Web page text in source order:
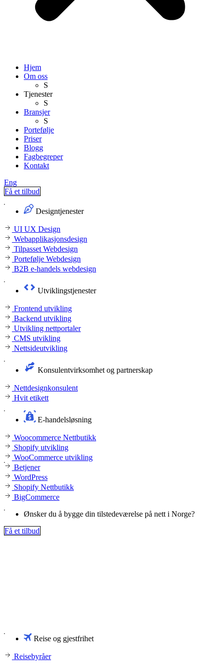
Hjem
Om oss
S
Tjenester
S
Bransjer
S
Portefølje
Priser
Blogg
Fagbegreper
Kontakt
Eng
Få et tilbud
Designtjenester
UI UX Design
Webapplikasjonsdesign
Tilpasset Webdesign
Portefølje Webdesign
B2B e-handels webdesign
Utviklingstjenester
Frontend utvikling
Backend utvikling
Utvikling nettportaler
CMS utvikling
Nettsideutvikling
Konsulentvirksomhet og partnerskap
Nettdesignkonsulent
Hvit etikett
E-handelsløsning
Woocommerce Nettbutikk
Shopify utvikling
WooCommerce utvikling
Betjener
WordPress
Shopify Nettbutikk
BigCommerce
Ønsker du å bygge din tilstedeværelse på nett i Norge?
Få et tilbud
Reise og gjestfrihet
Reisebyråer